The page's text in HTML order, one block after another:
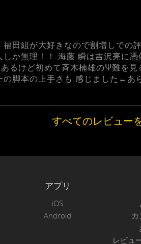
田組が大好きなので割増しで
か無理！！ 海藤 瞬は吉沢亮に
るけど初めて斉木楠雄のΨ難を
脚本の上手さも 感じました←あ
すべてのレビュー
アプリ
iOS
Android
レビュ